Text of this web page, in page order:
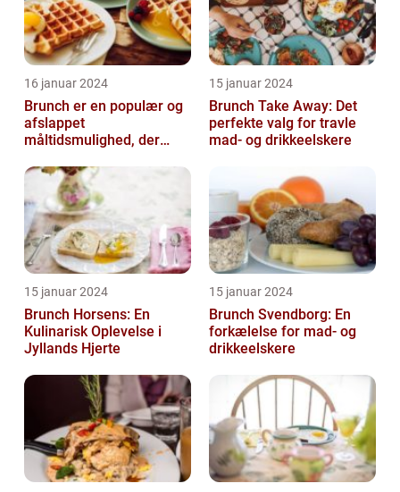
16 januar 2024
Brunch er en populær og
afslappet
måltidsmulighed, der
fra både morgenmad og
15 januar 2024
Brunch Take Away: Det
perfekte valg for travle
mad- og drikkeelskere
15 januar 2024
Brunch Horsens: En
Kulinarisk Oplevelse i
Jyllands Hjerte
15 januar 2024
Brunch Svendborg: En
forkælelse for mad- og
drikkeelskere